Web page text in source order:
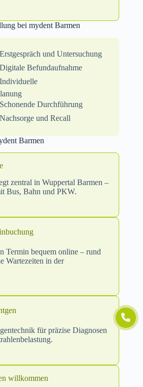
bei mydent Barmen
Erstgespräch und Untersuchung
Digitale Befundaufnahme
Individuelle
Schonende Durchführung
Nachsorge und Recall
Barmen
zentral in Wuppertal Barmen –
Bus, Bahn und PKW.
Termin bequem online – rund
Wartezeiten in der
für präzise Diagnosen
willkommen